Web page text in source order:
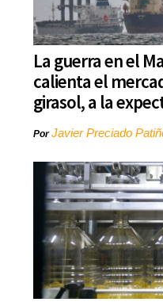
La guerra en el
calienta el
girasol, a la
PorJavier Preciado